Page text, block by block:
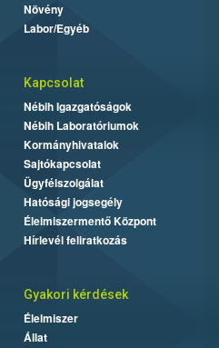
Növény
Labor/Egyéb
Kapcsolat
Nébih Igazgatóságok
Nébih Laboratóriumok
Kormányhivatalok
Sajtókapcsolat
Ügyfélszolgálat
Hatósági jogsegély
Élelmiszermentő Központ
Hírlevél feliratkozás
Gyakori kérdések
Élelmiszer
Állat